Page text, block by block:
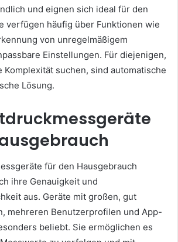
und eignen sich ideal für den
verfügen häufig über Funktionen wie
von unregelmäßigem
Einstellungen. Für diejenigen,
Komplexität suchen, sind automatische
Lösung.
für den Hausgebrauch
ihre Genauigkeit und
aus. Geräte mit großen, gut
mehreren Benutzerprofilen und App-
beliebt. Sie ermöglichen es